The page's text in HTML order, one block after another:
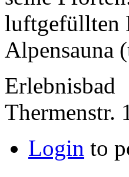
luftgefüllten
Alpensauna
Erlebnisbad
Thermenstr.
Login to